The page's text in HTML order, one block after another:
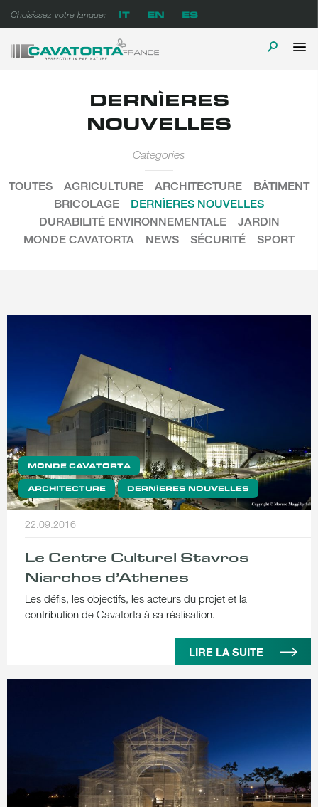
to
content
Choisissez votre langue: IT EN ES
TOGGLE
DERNÌERES
NOUVELLES
Categories
TOUTES AGRICULTURE ARCHITECTURE
BÂTIMENT
BRICOLAGE
DERNÌERES NOUVELLES
DURABILITÉ ENVIRONNEMENTALE
JARDIN
MONDE CAVATORTA
NEWS SÉCURITÉ SPORT
ARCHITECTURE DERNÌERES NOUVELLES
MONDE CAVATORTA
22.09.2016
Le Centre Culturel Stavros
Niarchos d’Athenes
Les défis, les objectifs, les acteurs du projet et la
contribution de Cavatorta à sa réalisation.
LIRE LA SUITE